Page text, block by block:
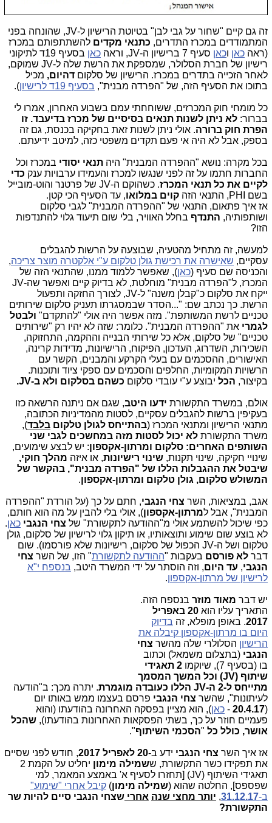
זה גם קיים "שחור על גבי לבן" בטיוטת הרישיון ל-JV, שהונחה בפני
המתמודדים במכרז התדרים, כתנאי מקדים להשתתפותם במכרז
(ראה כאן וכאן סעיף 7 ברישיון ה-JV, וראה כאן
בסעיף 19ד לתיקוני
רישיון של חברת הסלולר, שמספקת את הרשת שלה ל-JV שמוקם,
לאחר הזכייה בתדרים במכרז. הרישיון של סלקום דהיום, מכיל
בתוכו את הסעיף הזה, של "הפרדה מבנית", בסעיף 19ד לרישיון ).
כל מומחי חוק המכרזים, ששוחחתי עמם בשבוע האחרון, אמרו לי
בברור: לא ניתן לשנות תנאים בסיסיים של מכרז בדיעבד. זו
הפרת חוק ברורה. אולי ניתן לשנות זאת בחקיקה בכנסת, גם זה
בספק, אבל לא היה אי פעם תקדים משפטי כזה, למיטב ידיעתם.
בכל מקרה: נושא "ההפרדה המבנית" היה תנאי יסודי במכרז וכל
החברות חתמו על זה לפני שנגשו למכרז והעמידו ערבויות ענק כדי
לקיים את כל תנאי המכרז
. כשהוקם ה-JV של פרטנר והוט-מובייל
בשם PHI, התנאי הזה
קוים במלואו, עד הסעיף הכי קטן.
אז איך פתאום, התנאי של "ההפרדה המבנית" לגבי סלקום
ושותפותיה, התנדף בחלל האוויר, בלי שום תיעוד גלוי להתנדפות
הזו?
למעשה, זה מתחיל מהטעיה, שבוצעה על הרשות להגבלים
עסקיים, שאישרה את רכישת גולן טלקום ע"י אלקטרה מוצר צריכה,
והכניסה שם סעיף (כאן), שאפשר ללמוד ממנו, שהתנאי הזה של
המכרז, ל"הפרדה מבנית" מוחלטת, לא בדיוק קיים ואפשר שה-JV
ייקח את סלקום כ"קבלן משנה" ל-JV, לצורך החזקה ותפעול
הרשת. כך נכתב שם: "...הסדר ‏שבמסגרתו‏ תעניק‏ סלקום‏ שירותים
‏טכניים לרשת‏ המשותפת".‏ מזה אפשר היה אולי "להתקדם" ולבטל
לגמרי את "ההפרדה המבנית". כלומר: שזה לא יהיו רק "שירותים
טכניים" של סלקום, אלא כל שירותי הבנייה וההקמה, התחזוקה,
השכירות, השדרוג, העדכון, הפיקוח, הרישיונות, מדידות קרינה,
האישורים, ההסכמים עם בעלי הקרקע והמבנים, הקשר עם
הרשויות המקומיות, החלפים והסכמים עם ספקי ציוד ותוכנות.
בקיצור, הכל יבוצע ע"י עובדי סלקום כשהם בסלקום ולא ב-JV.
אולם, במשרד התקשורת ידעו היטב, שגם אם ניתנה הרשאה כזו
בעקיפין ברשות להגבלים עסקיים, לסטות מהמדיניות הכתובה,
מתנאי הרישיון ומתנאי המכרז (בהתייחס לגולן טלקום בלבד),
משרד התקשורת לא יכול לסטות מזה במחשכים לגבי שני
השותפים האחרים: סלקום ומרתון-אקספון: יש לבצע שימועים,
שינויי חקיקה, שינוי תקנות, שינוי רישיונות, או איזה מהלך חוקי,
שיבטל את ההגבלות הללו של "הפרדה מבנית", בהקשר של
המשולש סלקום, גולן טלקום ומרתון-אקספון.
אגב, במציאות, השר צחי הנגבי, חתם על כך (על הורדת "ההפרדה
המבנית", אבל למרתון-אקספון), אולי בלי להבין על מה הוא חותם,
כפי שיכול להשתמע אולי מ"ההודעה לתקשורת" של צחי הנגבי כאן.
לא בוצע שום שימוע ותוצאותיו, או תיקון גלוי לרישיון של סלקום, גולן
טלקום ושל ה-JV הכפול של סלקום, רישיונות שלא פורסמו). שום
דבר לא פורסם בעקבות "ההודעה לתקשורת" הזו, של השר צחי
הנגבי, עד היום, וזה הוסתר על ידי המשרד היטב, בנספח י"א
לרישיון של מרתון-אקספון.
יש דבר מאוד מוזר בנספח הזה.
התאריך עליו הוא
20 באפריל
2017. באופן מופלא, זה בדיוק
היום בו מרתון-אקספון קיבלה את
הרישיון הסלולרי שלה מהשר צחי
הנגבי (בתצלום משמאל) וכתוב
בו (בסעיף 7), שיוקמו
2 תאגידי
שיתוף (JV) וכל המשך המסמך
מתייחס ל-2 ה-JV הללו כעובדה מוגמרת
. יתרה מכך: ב"הודעה
לעיתונות", שהשר צחי הנגבי פרסם בעצמו ממש באותו יום
(
20.4.17
- כאן), הוא מציין בפסקה האחרונה בהודעתו (והוא
פעמיים חוזר על כך, בשתי הפסקאות האחרונות בהודעתו), שהכל
אושר, כולל כל "הסכמי השיתוף".
אז איך השר צחי הנגבי ידע ב-20 לאפריל 2017
, חודש לפני שסיים
את תפקידו כשר התקשורת, ששמילה מימון
יחליט על הקמת 2
תאגידי השיתוף (JV) [תחזרו לסעיף א' באמצע המאמר, למי
שפספס], החלטה שהוא (שמילה מימון) קיבל אחרי "שימוע"
ב-31.12.17
, יותר מחצי שנה אחרי שצחי הנגבי סיים להיות שר
התקשורת?